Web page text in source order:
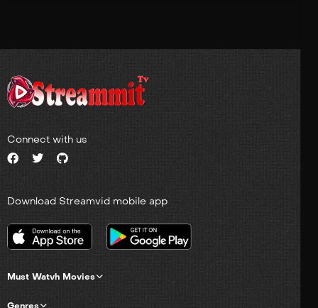
Connect with us
Download Streamvid mobile app
Must Watvh Movies
Genres